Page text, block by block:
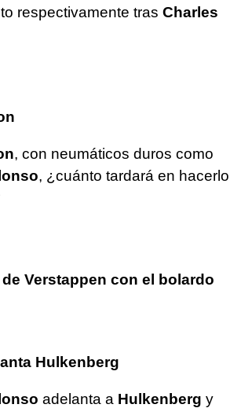
respectivamente tras Charles
, con neumáticos duros como
, ¿cuánto tardará en hacerlo
Verstappen con el bolardo
Hulkenberg
adelanta a Hulkenberg y